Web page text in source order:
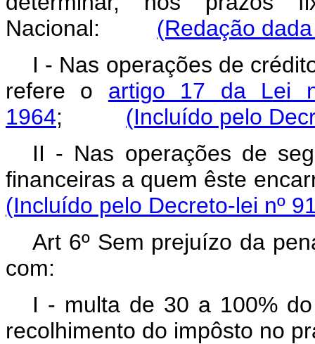
Nacional: (Redação
I - Nas operações de
refere o artigo 17 da Lei
1964; (Incluído pelo
II - Nas operações de
financeiras a quem êste
(Incluído pelo Decreto-lei nº
Art 6º Sem prejuízo da
com:
I - multa de 30 a 100%
recolhimento do impôsto no